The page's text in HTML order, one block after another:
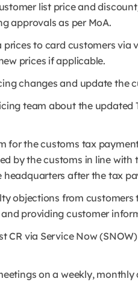
list price and
approvals as per MoA.
to card customers via
prices if applicable.
changes and update the
team about the updated
for the customs tax
by the customs in line with
after the tax
objections from
providing customer
CR via Service Now
on a weekly, monthly